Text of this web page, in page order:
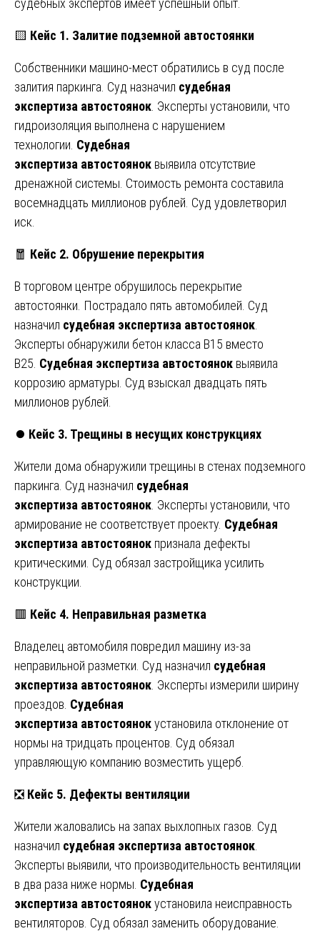
судебных экспертов имеет успешный опыт.
🟨 Кейс 1. Залитие подземной автостоянки
Собственники машино-мест обратились в суд после
залития паркинга. Суд назначил судебная
экспертиза автостоянок . Эксперты установили, что
гидроизоляция выполнена с нарушением
технологии. Судебная
экспертиза автостоянок выявила отсутствие
дренажной системы. Стоимость ремонта составила
восемнадцать миллионов рублей. Суд удовлетворил
иск.
🧧 Кейс 2. Обрушение перекрытия
В торговом центре обрушилось перекрытие
автостоянки. Пострадало пять автомобилей. Суд
назначил судебная экспертиза автостоянок
Эксперты обнаружили бетон класса В15 вместо
В25. Судебная экспертиза автостоянок выявила
коррозию арматуры. Суд взыскал двадцать пять
миллионов рублей.
⏺️ Кейс 3. Трещины в несущих конструкциях
Жители дома обнаружили трещины в стенах подземного
паркинга. Суд назначил судебная
экспертиза автостоянок . Эксперты установили, что
армирование не соответствует проекту. Судебная
экспертиза автостоянок признала дефекты
критическими. Суд обязал застройщика усилить
конструкции.
🟥 Кейс 4. Неправильная разметка
Владелец автомобиля повредил машину из-за
неправильной разметки. Суд назначил судебная
экспертиза автостоянок . Эксперты измерили ширину
проездов. Судебная
экспертиза автостоянокустановила отклонение от
нормы на тридцать процентов. Суд обязал
управляющую компанию возместить ущерб.
❎ Кейс 5. Дефекты вентиляции
Жители жаловались на запах выхлопных газов. Суд
назначил судебная экспертиза автостоянок
Эксперты выявили, что производительность вентиляции
в два раза ниже нормы. Судебная
экспертиза автостоянокустановила неисправность
вентиляторов. Суд обязал заменить оборудование.